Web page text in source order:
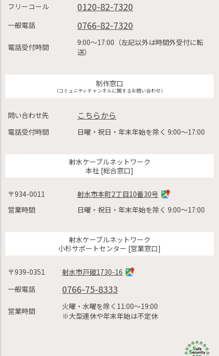
フリーコール 0120-82-7320
一般電話 0766-82-7320
電話受付時間
9:00〜17:00（左記以外は時間外受付に転
送）
制作窓口
（コミュニティチャンネルに関するお問い合わせ）
問い合わせ先 こちらから
電話受付時間 日曜・祝日・年末年始を除く 9:00〜17:00
射水ケーブルネットワーク
本社 [総合窓口]
〒934-0011
射水市本町2丁目10番30号
営業時間
日曜・祝日・年末年始を除く 9:00〜17:00
射水ケーブルネットワーク
小杉サポートセンター [営業窓口]
〒939-0351
射水市戸破1730-16
一般電話
0766-75-8333
営業時間
火曜・水曜を除く11:00〜19:00
※大型連休や年末年始は不定休